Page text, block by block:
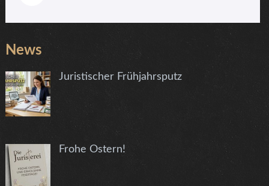
News
Juristischer Frühjahrsputz
Frohe Ostern!